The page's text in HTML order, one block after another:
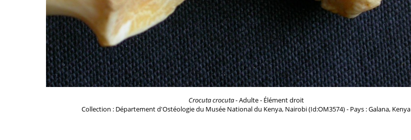
Crocuta crocuta- Adulte - Élément droit
Collection : Département d'Ostéologie du Musée National du Kenya, Nairobi (Id:OM3574) - Pays : Galana, Kenya